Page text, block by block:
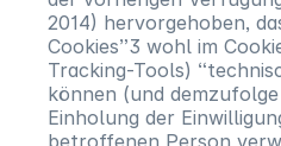
2014) hervorgehoben,
Cookies”3 wohl im
Tracking-Tools)
können (und
Einholung der
betroffenen Person